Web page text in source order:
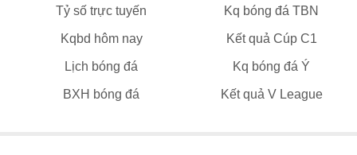
Tỷ số trực tuyến Kq bóng đá TBN
Kqbd hôm nay Kết quả Cúp C1
Lịch bóng đá Kq bóng đá Ý
BXH bóng đá Kết quả V League